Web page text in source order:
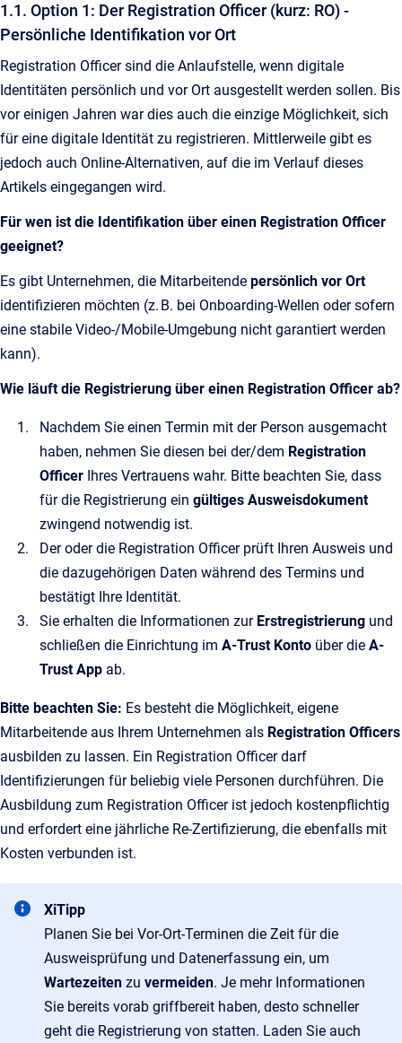
1.1. Option 1: Der Registration Officer (kurz: RO) -
Persönliche Identifikation vor Ort
Registration Officer sind die Anlaufstelle, wenn digitale
Identitäten persönlich und vor Ort ausgestellt werden sollen. Bis
vor einigen Jahren war dies auch die einzige Möglichkeit, sich
für eine digitale Identität zu registrieren. Mittlerweile gibt es
jedoch auch Online-Alternativen, auf die im Verlauf dieses
Artikels eingegangen wird.
Für wen ist die Identifikation über einen Registration Officer
geeignet?
Es gibt Unternehmen, die Mitarbeitende persönlich vor Ort
identifizieren möchten (z. B. bei Onboarding‑Wellen oder sofern
eine stabile Video‑/Mobile‑Umgebung nicht garantiert werden
kann).
Wie läuft die Registrierung über einen Registration Officer ab?
Nachdem Sie einen Termin mit der Person ausgemacht
haben, nehmen Sie diesen bei der/dem Registration
Officer Ihres Vertrauens wahr. Bitte beachten Sie, dass
für die Registrierung ein gültiges Ausweisdokument
zwingend notwendig ist.
Der oder die Registration Officer prüft Ihren Ausweis und
die dazugehörigen Daten während des Termins und
bestätigt Ihre Identität.
Sie erhalten die Informationen zur Erstregistrierung und
schließen die Einrichtung im A‑Trust Konto über die A-
Trust App ab.
Bitte beachten Sie: Es besteht die Möglichkeit, eigene
Mitarbeitende aus Ihrem Unternehmen als Registration Officers
ausbilden zu lassen. Ein Registration Officer darf
Identifizierungen für beliebig viele Personen durchführen. Die
Ausbildung zum Registration Officer ist jedoch kostenpflichtig
und erfordert eine jährliche Re-Zertifizierung, die ebenfalls mit
Kosten verbunden ist.
XiTipp
Planen Sie bei Vor-Ort-Terminen die Zeit für die
Ausweisprüfung und Datenerfassung ein, um
Wartezeiten zu vermeiden. Je mehr Informationen
Sie bereits vorab griffbereit haben, desto schneller
geht die Registrierung von statten. Laden Sie auch